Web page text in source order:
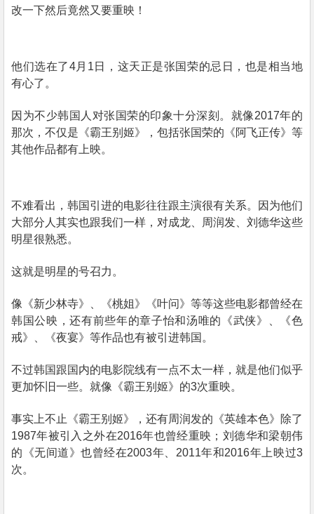
改一下然后竟然又要重映！
他们选在了4月 1 日，这天正是张国荣的忌日，也是相当地
有心了。
因为不少韩国人对张国荣的印象十分深刻。就像2017年的
那次，不仅是《霸王别姬》，包括张国荣的《阿飞正传》等
其他作品都有上映。
不难看出，韩国引进的电影往往跟主演很有关系。因为他们
大部分人其实也跟我们一样，对成龙、周润发、刘德华这些
明星很熟悉。
这就是明星的号召力。
像《新少林寺》、《桃姐》《叶问》等等这些电影都曾经在
韩国公映，还有前些年的章子怡和汤唯的《武侠》、《色
戒》、《夜宴》等作品也有被引进韩国。
不过韩国跟国内的电影院线有一点不太一样，就是他们似乎
更加怀旧一些。就像《霸王别姬》的3次重映。
事实上不止《霸王别姬》，还有周润发的《英雄本色》除了
1987年被引入之外在2016年也曾经重映；刘德华和梁朝伟
的《无间道》也曾经在2003年、 2011年和2016年上映过3
次。